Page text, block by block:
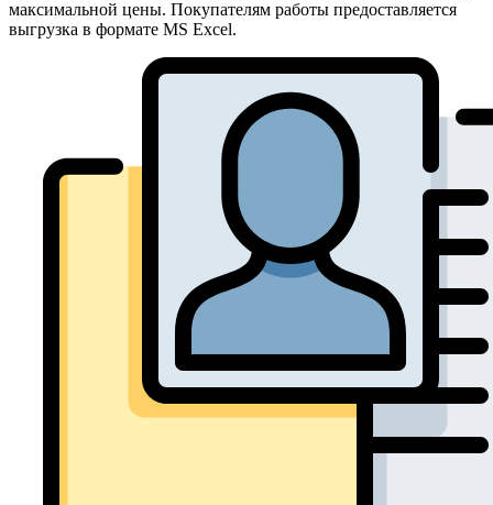
максимальной цены. Покупателям работы предоставляется
выгрузка в формате MS Excel.